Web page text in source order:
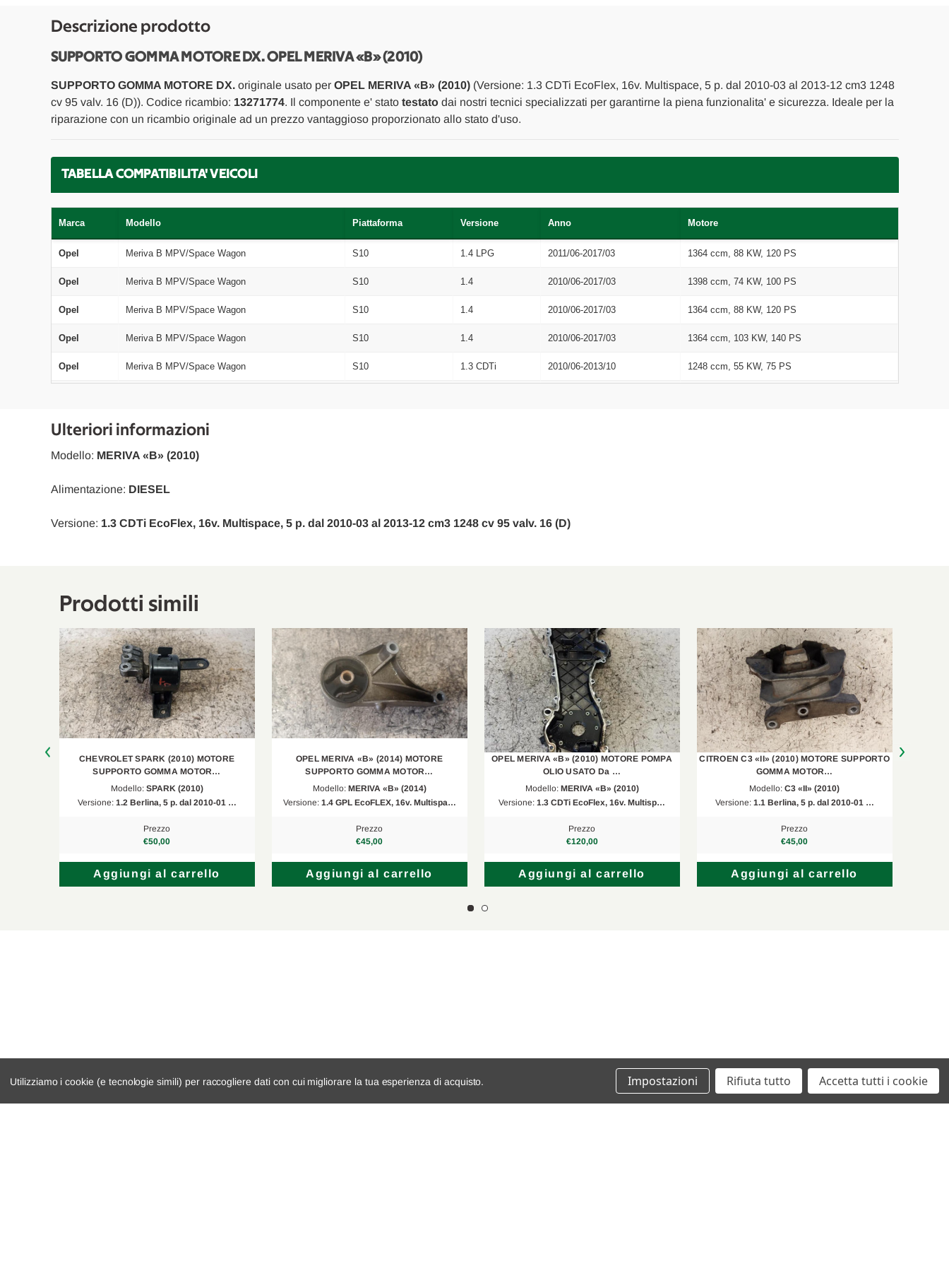
2010
A
2013
[[272610]]
2010
A
2013
[[272610]]
Descrizione prodotto
SUPPORTO GOMMA MOTORE DX. OPEL MERIVA «B» (2010)
SUPPORTO GOMMA MOTORE DX.originale usato per OPEL MERIVA «B» (2010)(Versione: 1.3 CDTi EcoFlex, 16v. Multispace, 5 p. dal 2010-03 al 2013-12 cm3 1248
cv 95 valv. 16 (D)). Codice ricambio: 13271774. Il componente e' stato testatodai nostri tecnici specializzati per garantirne la piena funzionalita' e sicurezza. Ideale per la
riparazione con un ricambio originale ad un prezzo vantaggioso proporzionato allo stato d'uso.
TABELLA COMPATIBILITA' VEICOLI
Marca Modello Piattaforma Versione Anno Motore
Opel Meriva B MPV/Space Wagon S10 1.4 LPG 2011/06-2017/03 1364 ccm, 88 KW, 120 PS
Opel Meriva B MPV/Space Wagon S10 1.4 2010/06-2017/03 1398 ccm, 74 KW, 100 PS
Opel Meriva B MPV/Space Wagon S10 1.4 2010/06-2017/03 1364 ccm, 88 KW, 120 PS
Opel Meriva B MPV/Space Wagon S10 1.4 2010/06-2017/03 1364 ccm, 103 KW, 140 PS
Opel Meriva B MPV/Space Wagon S10 1.3 CDTi 2010/06-2013/10 1248 ccm, 55 KW, 75 PS
Ulteriori informazioni
Modello: MERIVA «B» (2010)
Versione: 1.3 CDTi EcoFlex, 16v. Multispace, 5 p. dal 2010-03 al 2013-12 cm3 1248 cv 95 valv. 16 (D)
Alimentazione: DIESEL
Prodotti simili
CHEVROLET SPARK (2010) MOTORE
SUPPORTO GOMMA MOTOR…
Modello: SPARK (2010)
Versione: 1.2 Berlina, 5 p. dal 2010-01 …
Prezzo
€50,00
Aggiungi al carrello
OPEL MERIVA «B» (2014) MOTORE
SUPPORTO GOMMA MOTOR…
Modello: MERIVA «B» (2014)
Versione: 1.4 GPL EcoFLEX, 16v. Multispa…
Prezzo
€45,00
Aggiungi al carrello
OPEL MERIVA «B» (2010) MOTORE POMPA
OLIO USATO Da …
Modello: MERIVA «B» (2010)
Versione: 1.3 CDTi EcoFlex, 16v. Multisp…
Prezzo
€120,00
Aggiungi al carrello
CITROEN C3 «II» (2010) MOTORE SUPPORTO
GOMMA MOTOR…
Modello: C3 «II» (2010)
Versione: 1.1 Berlina, 5 p. dal 2010-01 …
Prezzo
€45,00
Aggiungi al carrello
Utilizziamo i cookie (e tecnologie simili) per raccogliere dati con cui migliorare la tua esperienza di acquisto. Impostazioni Rifiuta tutto Accetta tutti i cookie